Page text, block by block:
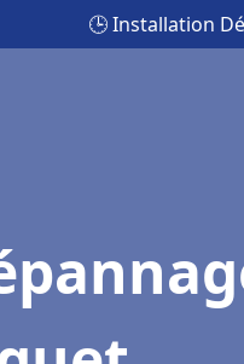
🕒 Installation